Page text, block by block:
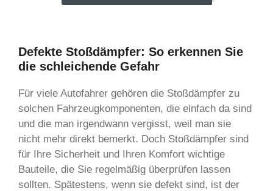
Defekte Stoßdämpfer: So erkennen Sie
die schleichende Gefahr
Für viele Autofahrer gehören die Stoßdämpfer zu
solchen Fahrzeugkomponenten, die einfach da sind
und die man irgendwann vergisst, weil man sie
nicht mehr direkt bemerkt. Doch Stoßdämpfer sind
für Ihre Sicherheit und Ihren Komfort wichtige
Bauteile, die Sie regelmäßig überprüfen lassen
sollten. Spätestens, wenn sie defekt sind, ist der